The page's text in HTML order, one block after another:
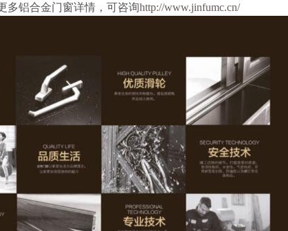
多铝合金门窗详情，可咨询http://www.jinfumc.cn/